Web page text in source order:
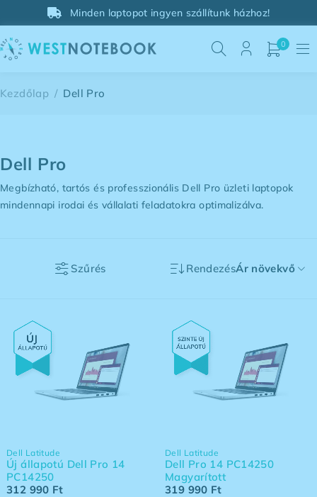
Minden laptopot ingyen szállítunk házhoz!
0
Dell Pro
Kezdőlap / Dell Pro
Megbízható, tartós és professzionális Dell Pro üzleti laptopok
mindennapi irodai és vállalati feladatokra optimalizálva.
Szűrés RendezésÁr növekvő
Dell Latitude
Új állapotú Dell Pro 14
PC14250
312 990 Ft
Dell Latitude
Dell Pro 14 PC14250
Magyarított
319 990 Ft